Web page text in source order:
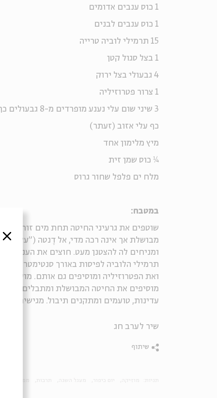
1 כוס ענבים אדומים
1 כוס ענבים לבנים
15 תרמילי לוביה טרייה
1 בצל סגול קטן
4 גבעולי בצל ירוק
1 צרור פטרוזיליה
3 שיני שום עלי נענע מופרדים מ-8 גבעולים כף עלי קורנית (תימין)
כף עלי אזוב (זעתר)
מיץ מלימון אחד
¼ כוס שמן זית
מלח ים פלפל שחור גרוס
במטבח:
מבושלת אך אינה רכה מדי, אל דֶנטה ("על
ומניחים לה להצטנן מעט. חוצים את הענבים
תרמילי הלוביה לפיסות באורך סנטימטר
ואת הפטרוזיליה ומוסיפים גם אותם.
מוסיפים את החיטה המבושלת ומתבלים במיץ
עדינות, טועמים ומתקנים תיבול. מגישים עם
שיר לערב חג
שיתוף